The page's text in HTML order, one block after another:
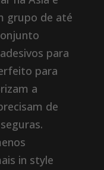
grupo de até
para
para
a
de
in style